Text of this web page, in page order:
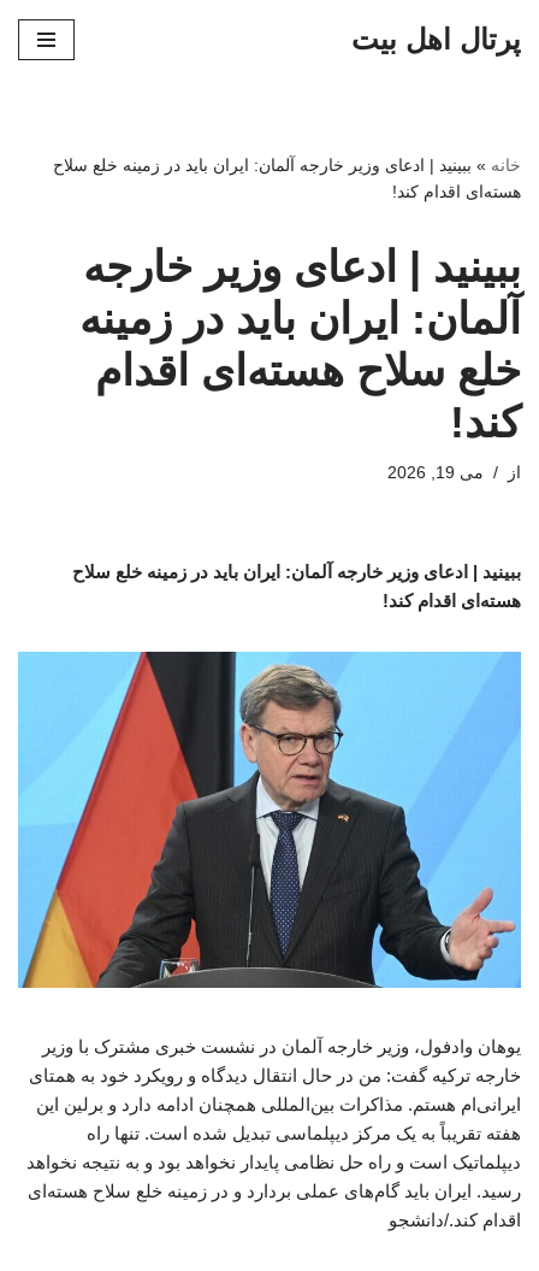
پرتال اهل بیت
خانه » ببینید | ادعای وزیر خارجه آلمان: ایران باید در زمینه خلع سلاح
هسته‌ای اقدام کند!
ببینید | ادعای وزیر خارجه
آلمان: ایران باید در زمینه
خلع سلاح هسته‌ای اقدام
کند!
از می 19, 2026
ببینید | ادعای وزیر خارجه آلمان: ایران باید در زمینه خلع سلاح
هسته‌ای اقدام کند!
یوهان وادفول، وزیر خارجه آلمان در نشست خبری مشترک با وزیر
خارجه ترکیه گفت: من در حال انتقال دیدگاه و رویکرد خود به همتای
ایرانی‌ام هستم. مذاکرات بین‌المللی همچنان ادامه دارد و برلین این
هفته تقریباً به یک مرکز دیپلماسی تبدیل شده است. تنها راه
دیپلماتیک است و راه حل نظامی پایدار نخواهد بود و به نتیجه نخواهد
رسید. ایران باید گام‌های عملی بردارد و در زمینه خلع سلاح هسته‌ای
اقدام کند./دانشجو